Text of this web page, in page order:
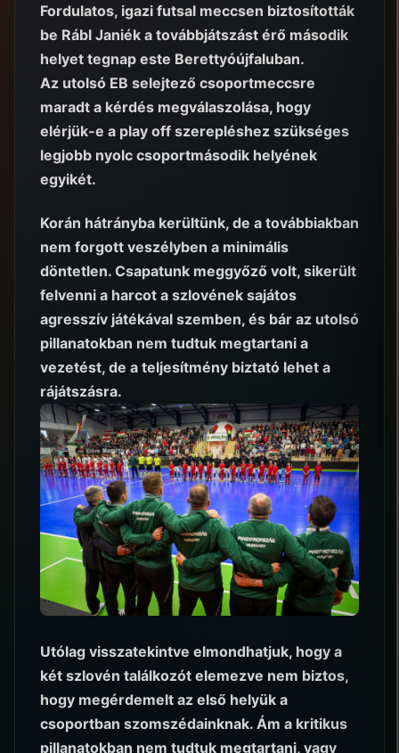
Fordulatos, igazi futsal meccsen biztosították
be Rábl Janiék a továbbjátszást érő második
helyet tegnap este Berettyóújfaluban.
Az utolsó EB selejtező csoportmeccsre
maradt a kérdés megválaszolása, hogy
elérjük-e a play off szerepléshez szükséges
legjobb nyolc csoportmásodik helyének
egyikét.
Korán hátrányba kerültünk, de a továbbiakban
nem forgott veszélyben a minimális
döntetlen. Csapatunk meggyőző volt, sikerült
felvenni a harcot a szlovének sajátos
agresszív játékával szemben, és bár az utolsó
pillanatokban nem tudtuk megtartani a
vezetést, de a teljesítmény biztató lehet a
rájátszásra.
Utólag visszatekintve elmondhatjuk, hogy a
két szlovén találkozót elemezve nem biztos,
hogy megérdemelt az első helyük a
csoportban szomszédainknak. Ám a kritikus
pillanatokban nem tudtuk megtartani, vagy